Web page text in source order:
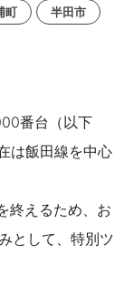
町
半田市
番台（以下
は飯田線を中心
終えるため、お
として、特別ツ